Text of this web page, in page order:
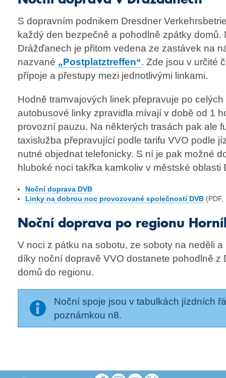
S dopravním podnikem Dresdner
každý den bezpečně a pohodlně zpátky domů.
Drážďanech je přitom vedena ze zastávek na
nazvané „Postplatztreffen“. Zde jsou v určité
přípoje a přestupy mezi jednotlivými linkami.
Hodně tramvajových linek přepravuje po
autobusové linky zpravidla mívají v době od 1
provozní pauzu. Na některých trasách pak ale
taxislužba přepravující podle tarifu VVO podle
nutné objednat telefonicky. S ní je pak možné
hluboké noci takřka kamkoliv v městské oblasti
Noční doprava DVB
Linky na dobrou noc provozované společností DVB
Noční doprava po regionu
V noci z pátku na sobotu, ze soboty na neděli
díky noční dopravě VVO dostanete pohodlně z
domů do regionu.
Noční spoje jsou v tabulkách jízdních
poznámkou n8.